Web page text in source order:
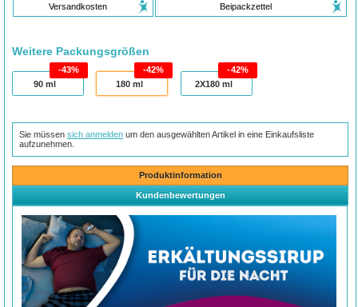
Versandkosten Beipackzettel
Weitere Packungsgrößen
90 ml
43%
180ml
42%
2X180ml
42%
Sie müssensich anmelden um den ausgewählten Artikel in eine Einkaufsliste
aufzunehmen.
Produktinformation
Kundenbewertungen